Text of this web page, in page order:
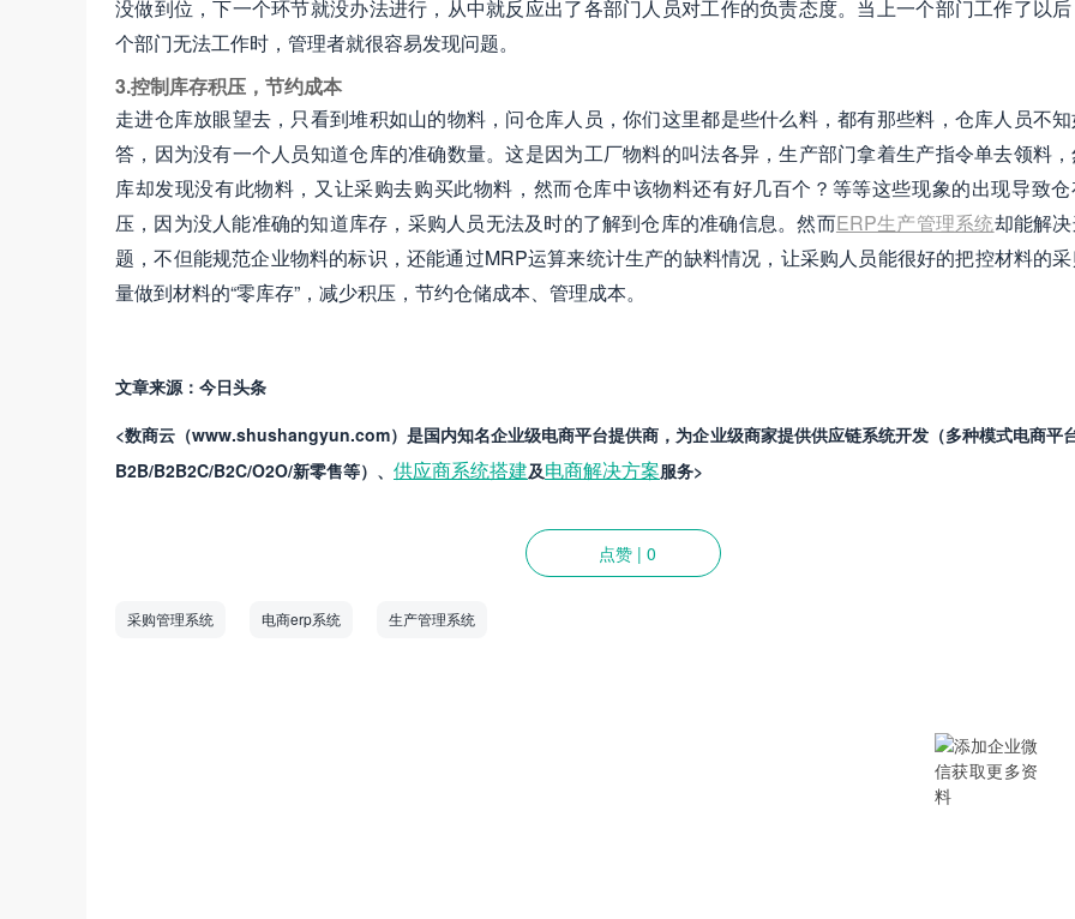
没做到位，下一个环节就没办法进行，从中就反应出了各部门人员对工作的负责态度。当上一个部门工作了以
个部门无法工作时，管理者就很容易发现问题。
3.控制库存积压，节约成本
走进仓库放眼望去，只看到堆积如山的物料，问仓库人员，你们这里都是些什么料，都有那些料，仓库人员不
答，因为没有一个人员知道仓库的准确数量。这是因为工厂物料的叫法各异，生产部门拿着生产指令单去领料
库却发现没有此物料，又让采购去购买此物料，然而仓库中该物料还有好几百个？等等这些现象的出现导致
压，因为没人能准确的知道库存，采购人员无法及时的了解到仓库的准确信息。然而ERP生产管理系统却能解
题，不但能规范企业物料的标识，还能通过MRP运算来统计生产的缺料情况，让采购人员能很好的把控材料的
量做到材料的“零库存”，减少积压，节约仓储成本、管理成本。
文章来源：今日头条
<数商云（www.shushangyun.com）是国内知名企业级电商平台提供商，为企业级商家提供供应链系统开发（多种模式电商平
B2B/B2B2C/B2C/O2O/新零售等）、 供应商系统搭建及电商解决方案服务>
点赞 | 0
采购管理系统 电商erp系统 生产管理系统